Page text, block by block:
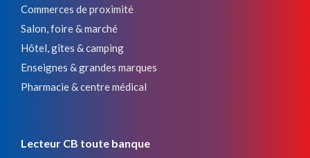
Commerces de proximité
Salon, foire & marché
Hôtel, gîtes & camping
Enseignes & grandes marques
Pharmacie & centre médical
Lecteur CB toute banque